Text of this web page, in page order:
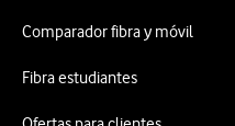
Comparador fibra y móvil
Fibra estudiantes